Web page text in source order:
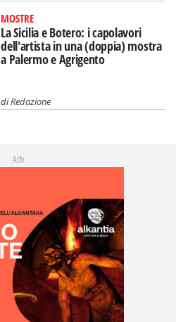
MOSTRE
La Sicilia e Botero: i capolavori
dell'artista in una (doppia) mostra
a Palermo e Agrigento
diRedazione
Adv